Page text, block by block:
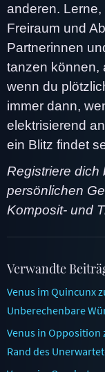
anderen.
Freiraum und
Partnerinnen
tanzen können,
wenn du
immer dann,
elektrisierend
ein Blitz findet
Registriere dich
persönlichen
Komposit- und
Verwandte
Venus im Quincunx
Unberechenbare
Venus in Opposition
Rand des